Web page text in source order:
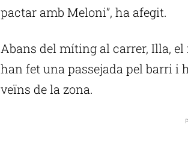
pactar amb Meloni”, ha afegit.
Abans del míting al carrer, Illa,
han fet una passejada pel barri
veïns de la zona.